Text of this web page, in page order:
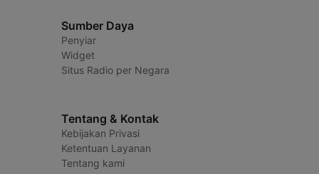
Sumber Daya
Penyiar
Widget
Situs Radio per Negara
Tentang & Kontak
Kebijakan Privasi
Ketentuan Layanan
Tentang kami